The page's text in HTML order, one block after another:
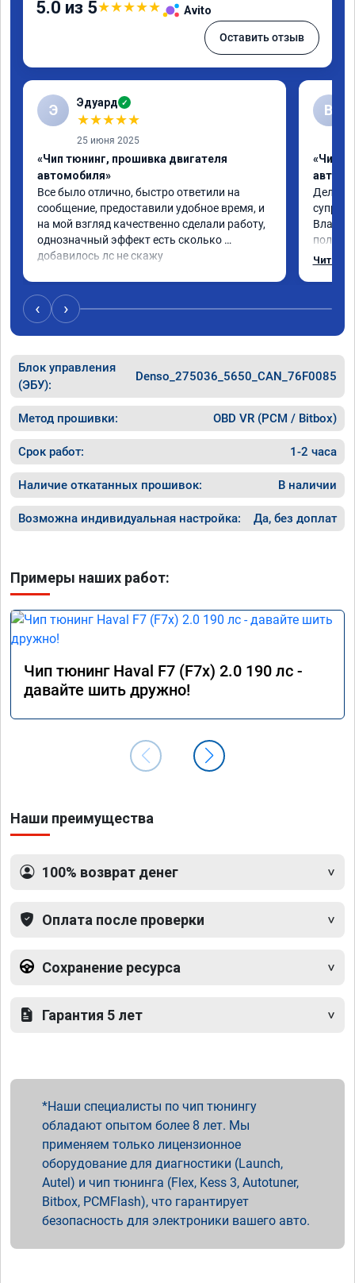
5.0 из 5★★★★★ Avito
Оставить отзыв
Э Эдуард ✓
★★★★★
25 июня 2025
«Чип тюнинг, прошивка двигателя
автомобиля»
Все было отлично, быстро ответили на
сообщение, предоставили удобное время, и
на мой взгляд качественно сделали работу,
однозначный эффект есть сколько
добавилось лс не скажу
В
«Чип
Делал
Читать
‹ ›
Блок управления
(ЭБУ):
Denso_275036_5650_CAN_76F0085
Метод прошивки: OBD VR (PCM / Bitbox)
Срок работ: 1-2 часа
Наличие откатанных прошивок: В наличии
Возможна индивидуальная настройка: Да, без доплат
Примеры наших работ:
Чип тюнинг Haval F7 (F7x) 2.0 190 лс -
давайте шить дружно!
Наши преимущества
100% возврат денег
Оплата после проверки
Сохранение ресурса
Гарантия 5 лет
Наши специалисты по чип тюнингу
обладают опытом более 8 лет. Мы
применяем только лицензионное
оборудование для диагностики (Launch,
Autel) и чип тюнинга (Flex, Kess 3, Autotuner,
Bitbox, PCMFlash), что гарантирует
безопасность для электроники вашего авто.